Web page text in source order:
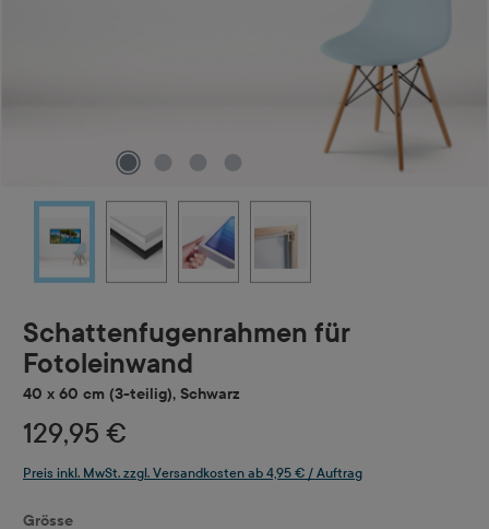
Schattenfugenrahmen für
Fotoleinwand
40 x 60 cm (3-teilig), Schwarz
129,95 €
Preis inkl. MwSt. zzgl. Versandkosten ab 4,95 € / Auftrag
Grösseauswählen